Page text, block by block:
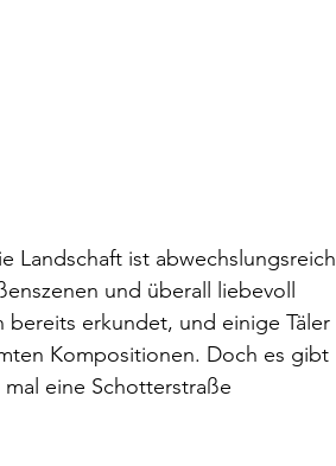
Landschaft ist abwechslungsreich
und überall liebevoll
bereits erkundet, und einige Täler
Kompositionen. Doch es gibt
eine Schotterstraße